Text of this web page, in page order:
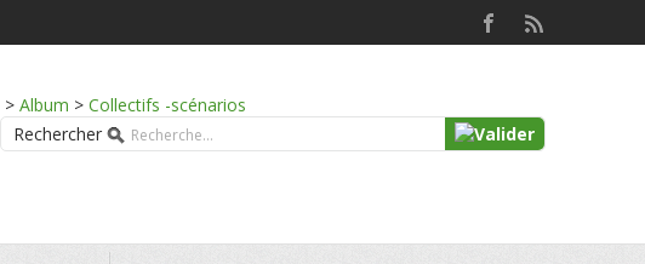
> Album > Collectifs -scénarios
Rechercher